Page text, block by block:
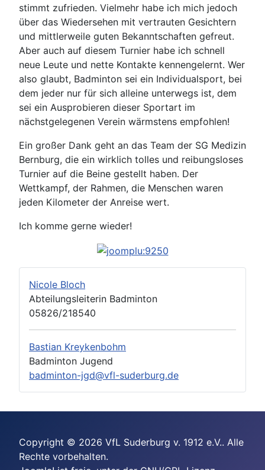
Nicole Bloch
Abteilungsleiterin Badminton
05826/218540
Bastian Kreykenbohm
Badminton Jugend
badminton-jgd@vfl-suderburg.de
stimmt zufrieden. Vielmehr habe ich mich jedoch
über das Wiedersehen mit vertrauten Gesichtern
und mittlerweile guten Bekanntschaften gefreut.
Aber auch auf diesem Turnier habe ich schnell
neue Leute und nette Kontakte kennengelernt. Wer
also glaubt, Badminton sei ein Individualsport, bei
dem jeder nur für sich alleine unterwegs ist, dem
sei ein Ausprobieren dieser Sportart im
nächstgelegenen Verein wärmstens empfohlen!
Ein großer Dank geht an das Team der SG Medizin
Bernburg, die ein wirklich tolles und reibungsloses
Turnier auf die Beine gestellt haben. Der
Wettkampf, der Rahmen, die Menschen waren
jeden Kilometer der Anreise wert.
Ich komme gerne wieder!
Copyright © 2026 VfL Suderburg v. 1912 e.V.. Alle
Rechte vorbehalten.